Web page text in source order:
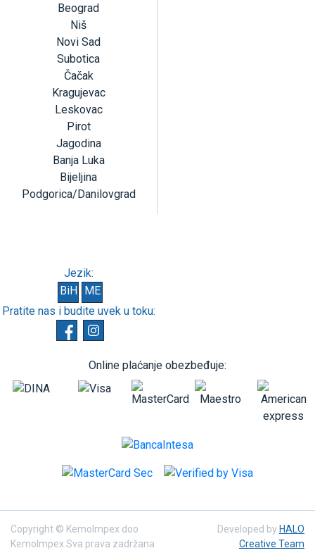
Beograd
Niš
Novi Sad
Subotica
Čačak
Kragujevac
Leskovac
Pirot
Jagodina
Banja Luka
Bijeljina
Podgorica/Danilovgrad
Jezik:
BiH
ME
Pratite nas i budite uvek u toku:
Online plaćanje obezbeđuje:
Copyright © KemoImpex doo
KemoImpex.Sva prava zadržana
Developed by HALO
Creative Team